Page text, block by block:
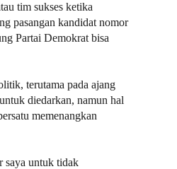
tim sukses ketika
pasangan kandidat nomor
Partai Demokrat bisa
terutama pada ajang
diedarkan, namun hal
memenangkan
saya untuk tidak